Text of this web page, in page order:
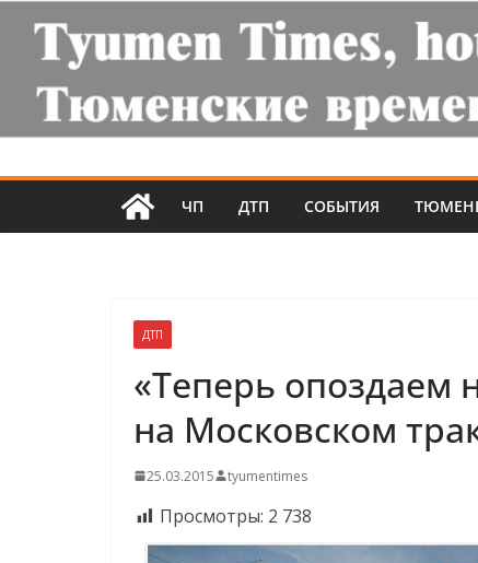
ЧП ДТП СОБЫТИЯ
ДТП
«Теперь опоздаем
на Московском
25.03.2015 tyumentimes
Просмотры: 2 738